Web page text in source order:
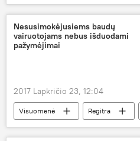
Didžioji Britanija
Lenkija
Prancūzija
Europos Sąjunga
apklausa
bendradarbiavimas
Nesusimokėjusiems baudų
vairuotojams nebus išduodami
pažymėjimai
2017 Lapkričio 23, 12:04
Visuomenė Regitra
KET pažeidimus